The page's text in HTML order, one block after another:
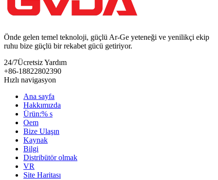
Önde gelen temel teknoloji, güçlü Ar-Ge yeteneği ve yenilikçi ekip
ruhu bize güçlü bir rekabet gücü getiriyor.
24/7Ücretsiz Yardım
+86-18822802390
Hızlı navigasyon
Ana sayfa
Hakkımızda
Ürün:% s
Oem
Bize Ulaşın
Kaynak
Bilgi
Distribütör olmak
VR
Site Haritası